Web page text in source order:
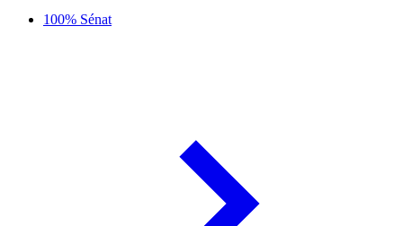
100% Sénat